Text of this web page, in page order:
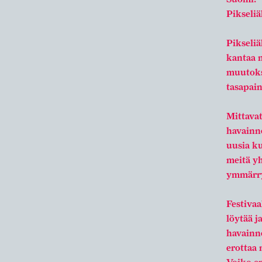
kantaa
uusia
meitä
löytää
erottaa